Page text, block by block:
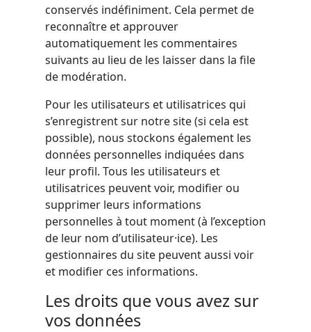
conservés indéfiniment. Cela permet de
reconnaître et approuver
automatiquement les commentaires
suivants au lieu de les laisser dans la file
de modération.
Pour les utilisateurs et utilisatrices qui
s’enregistrent sur notre site (si cela est
possible), nous stockons également les
données personnelles indiquées dans
leur profil. Tous les utilisateurs et
utilisatrices peuvent voir, modifier ou
supprimer leurs informations
personnelles à tout moment (à l’exception
de leur nom d’utilisateur·ice). Les
gestionnaires du site peuvent aussi voir
et modifier ces informations.
Les droits que vous avez sur
vos données